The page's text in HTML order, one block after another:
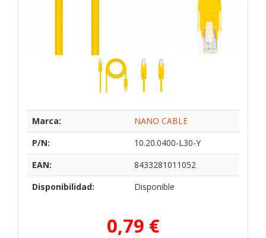
Marca:
NANO CABLE
P/N:
10.20.0400-L30-Y
EAN:
8433281011052
Disponibilidad:
Disponible
0,79 €